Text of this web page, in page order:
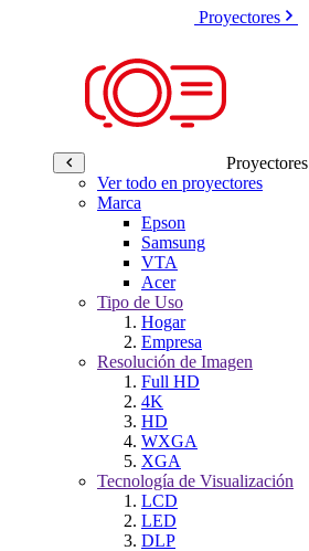
Proyectores
Proyectores
Ver todo en proyectores
Marca
Epson
Samsung
VTA
Acer
Tipo de Uso
Hogar
Empresa
Resolución de Imagen
Full HD
4K
HD
WXGA
XGA
Tecnología de Visualización
LCD
LED
DLP